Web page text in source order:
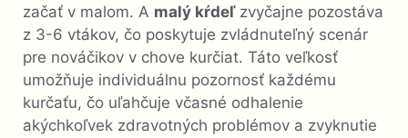
začať v malom. A malý kŕdeľzvyčajne pozostáva
z 3-6 vtákov, čo poskytuje zvládnuteľný scenár
pre nováčikov v chove kurčiat. Táto veľkosť
umožňuje individuálnu pozornosť každému
kurčaťu, čo uľahčuje včasné odhalenie
akýchkoľvek zdravotných problémov a zvyknutie